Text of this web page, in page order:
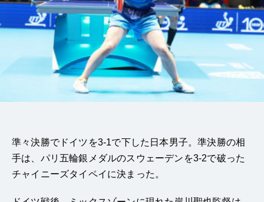
準々決勝でドイツを3-1で下した日本男子。準決勝の相
手は、パリ五輪銀メダルのスウェーデンを3-2で破った
チャイニーズタイペイに決まった。